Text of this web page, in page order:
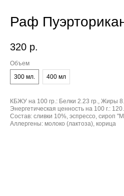
Раф
320 р.
Объем
300 мл.
400 мл
КБЖУ на 100 гр.: Белки 2.23 гр., Жиры
Энергетическая ценность на 100 г.:
Состав: сливки 10%, эспрессо, сироп
Аллергены: молоко (лактоза), корица